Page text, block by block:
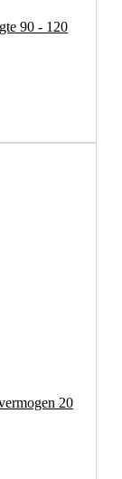
90 - 120
20